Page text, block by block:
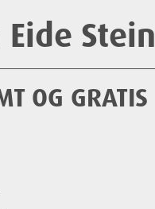
Stein
OG GRATIS